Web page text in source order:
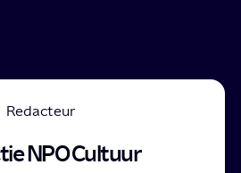
Redacteur
NPO Cultuur